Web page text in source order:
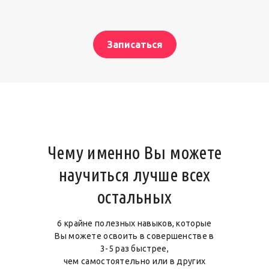
Записаться
Чему именно Вы можете
научиться лучше всех
остальных
6 крайне полезных навыков, которые
Вы можете освоить в совершенстве в
3-5 раз быстрее,
чем самостоятельно или в других